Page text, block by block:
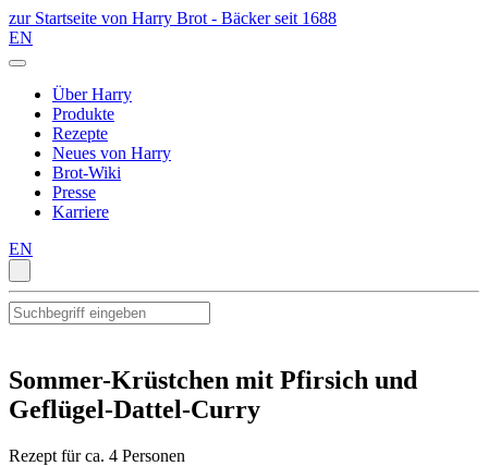
zur Startseite von Harry Brot - Bäcker seit 1688
EN
Über Harry
Produkte
Rezepte
Neues von Harry
Brot-Wiki
Presse
Karriere
EN
Sommer-Krüstchen mit Pfirsich und
Geflügel-Dattel-Curry
Rezept für ca. 4 Personen